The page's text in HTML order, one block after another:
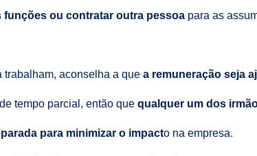
funções ou contratar outra pessoa para as
trabalham, aconselha a que a remuneração seja
tempo parcial, então que qualquer um dos
para minimizar o impacto na empresa.